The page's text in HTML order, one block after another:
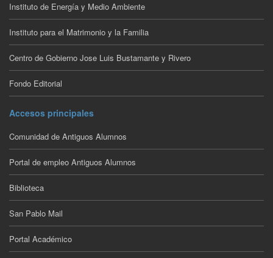
Instituto de Energía y Medio Ambiente
Instituto para el Matrimonio y la Familia
Centro de Gobierno Jose Luis Bustamante y Rivero
Fondo Editorial
Accesos principales
Comunidad de Antiguos Alumnos
Portal de empleo Antiguos Alumnos
Biblioteca
San Pablo Mail
Portal Académico